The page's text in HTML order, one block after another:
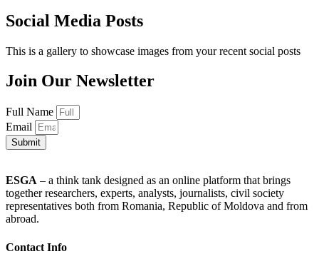
Social Media Posts
This is a gallery to showcase images from your recent social posts
Join Our Newsletter
Full Name
Email
Submit
ESGA – a think tank designed as an online platform that brings
together researchers, experts, analysts, journalists, civil society
representatives both from Romania, Republic of Moldova and from
abroad.
Contact Info